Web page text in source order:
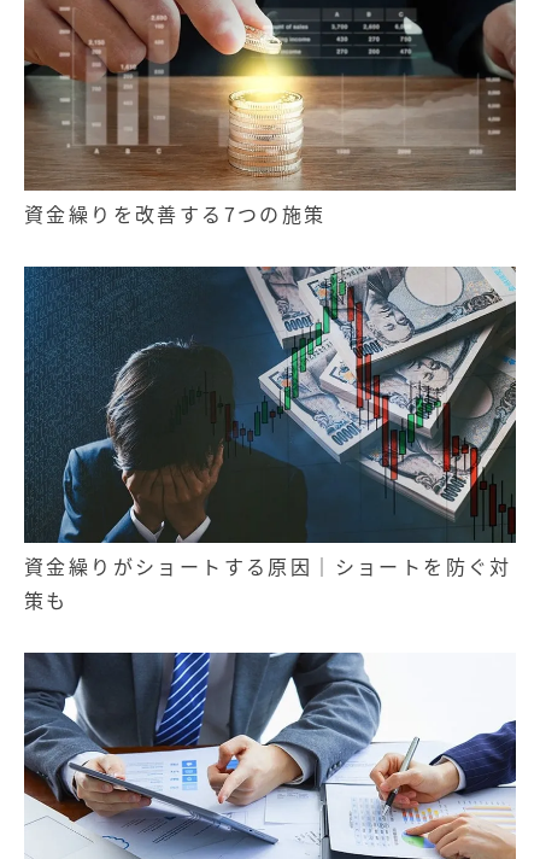
資金繰りを改善する7つの施策
資金繰りがショートする原因｜ショートを防ぐ対
策も